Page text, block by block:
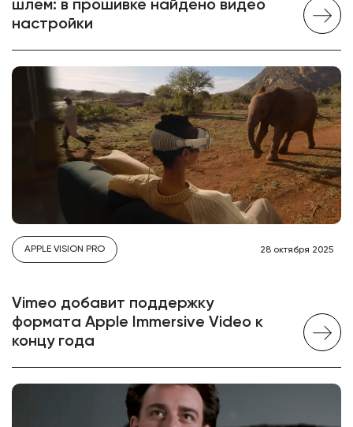
шлем: в прошивке найдено видео
настройки
APPLE VISION PRO 28 октября 2025
Vimeo добавит поддержку
формата Apple Immersive Video к
концу года